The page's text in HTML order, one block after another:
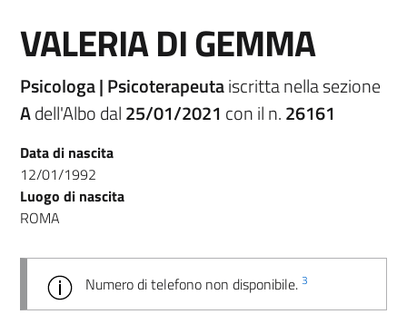
VALERIA DI GEMMA
Psicologa | Psicoterapeutaiscritta nella sezione
Adell'Albo dal25/01/2021 con il n.26161
Data di nascita
12/01/1992
Luogo di nascita
ROMA
Numero di telefono non disponibile. 3